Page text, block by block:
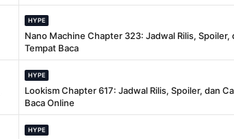
HYPE
Nano Machine Chapter 323: Jadwal Rilis, Spoiler,
Tempat Baca
HYPE
Lookism Chapter 617: Jadwal Rilis, Spoiler, dan
Baca Online
HYPE